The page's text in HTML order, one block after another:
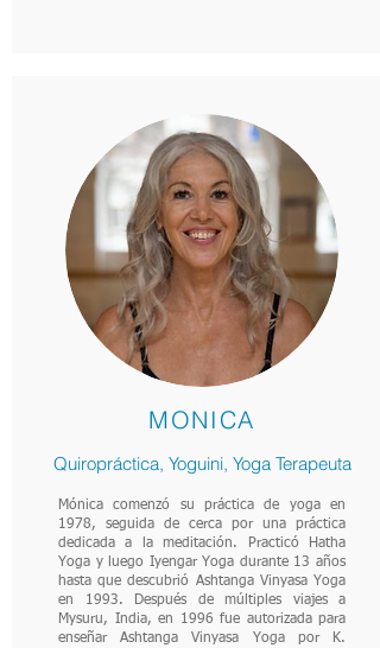
MONICA
Quiropráctica, Yoguini, Yoga Terapeuta
Mónica comenzó su práctica de yoga en
1978, seguida de cerca por una práctica
dedicada a la meditación. Practicó Hatha
Yoga y luego Iyengar Yoga durante 13 años
hasta que descubrió Ashtanga Vinyasa Yoga
en 1993. Después de múltiples viajes a
Mysuru, India, en 1996 fue autorizada para
enseñar Ashtanga Vinyasa Yoga por K.